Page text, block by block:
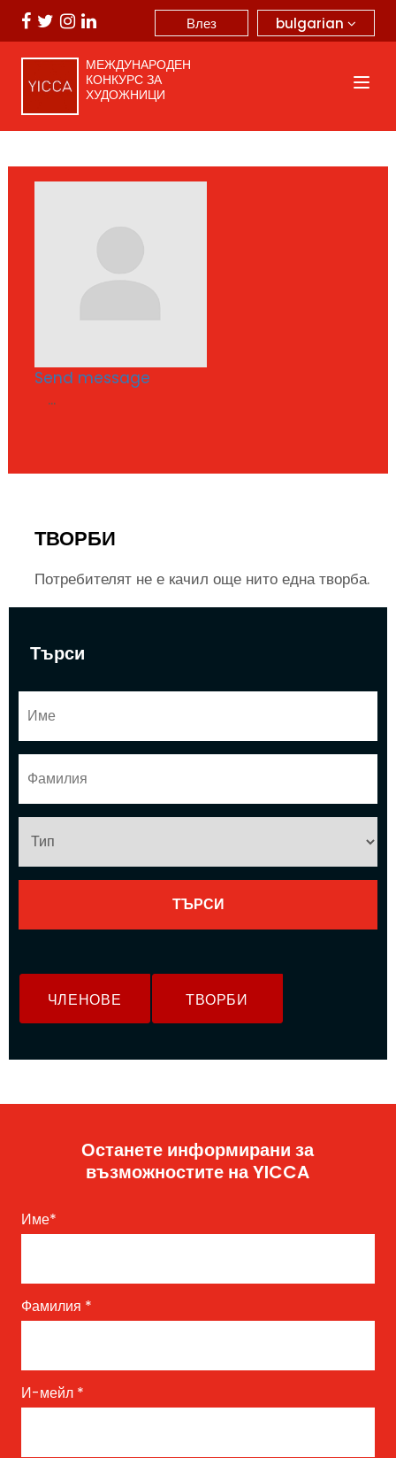
bulgarian
Влез
МЕЖДУНАРОДЕН
КОНКУРС ЗА
ХУДОЖНИЦИ
Търси
ЧЛЕНОВЕ ТВОРБИ
Send message
...
ТВОРБИ
Потребителят не е качил още нито една творба.
Останете информирани за
възможностите на YICCA
Име*
Фамилия *
И-мейл *